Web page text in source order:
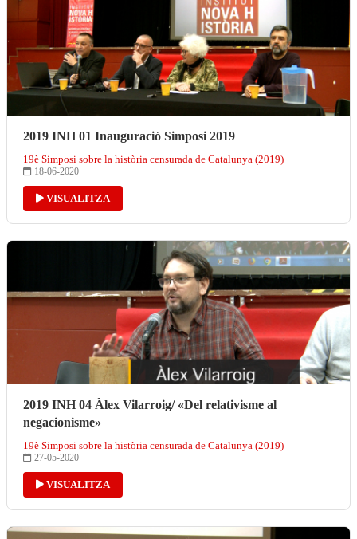
2019 INH 01 Inauguració Simposi 2019
19è Simposi sobre la història censurada de Catalunya (2019)
18-06-2020
VISUALITZA
2019 INH 04 Àlex Vilarroig/ «Del relativisme al
negacionisme»
19è Simposi sobre la història censurada de Catalunya (2019)
27-05-2020
VISUALITZA